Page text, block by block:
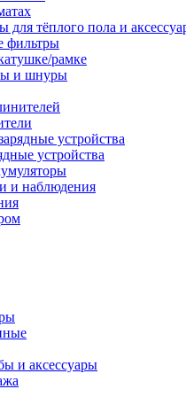
для тёплого пола и
фильтры
рамке
и шнуры
устройства
устройства
и наблюдения
и аксессуары